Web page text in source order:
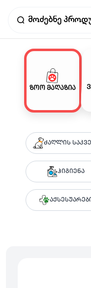
ზოო მაღაზია
ძაღლის
ჰიგიენა